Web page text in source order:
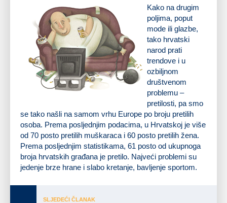
Kako na drugim
poljima, poput
mode ili glazbe,
tako hrvatski
narod prati
trendove i u
ozbiljnom
društvenom
problemu –
pretilosti, pa smo
se tako našli na samom vrhu Europe po broju pretilih
osoba. Prema posljednjim podacima, u Hrvatskoj je više
od 70 posto pretilih muškaraca i 60 posto pretilih žena.
Prema posljednjim statistikama, 61 posto od ukupnoga
broja hrvatskih građana je pretilo. Najveći problemi su
jedenje brze hrane i slabo kretanje, bavljenje sportom.
SLJEDEĆI ČLANAK